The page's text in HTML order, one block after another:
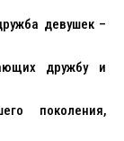
девушек –
дружбу и
поколения,